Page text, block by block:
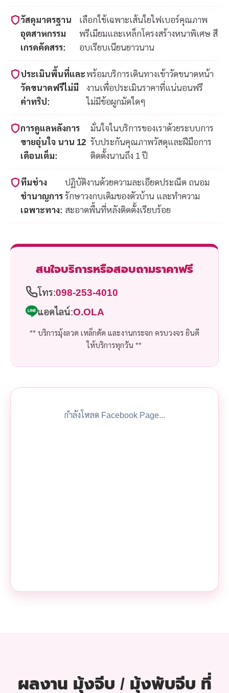
วัสดุมาตรฐาน
อุตสาหกรรม
เกรดคัดสรร:
เลือกใช้เฉพาะเส้นใยไฟเบอร์คุณภาพ
พรีเมียมและเหล็กโครงสร้างหนาพิเศษ สี
อบเรียบเนียนยาวนาน
ประเมินพื้นที่และ
วัดขนาดฟรีไม่มี
ค่าทริป:
พร้อมบริการเดินทางเข้าวัดขนาดหน้า
งานเพื่อประเมินราคาที่แน่นอนฟรี
ไม่มีข้อผูกมัดใดๆ
การดูแลหลังการ
ขายอุ่นใจ นาน 12
เดือนเต็ม:
มั่นใจในบริการของเราด้วยระบบการ
รับประกันคุณภาพวัสดุและฝีมือการ
ติดตั้งนานถึง 1 ปี
ทีมช่าง
ชำนาญการ
เฉพาะทาง:
ปฏิบัติงานด้วยความละเอียดประณีต ถนอม
รักษาวงกบเดิมของตัวบ้าน และทำความ
สะอาดพื้นที่หลังติดตั้งเรียบร้อย
สนใจบริการหรือสอบถามราคาฟรี
โทร:098-253-4010
แอดไลน์:O.OLA
** บริการมุ้งลวด เหล็กดัด และงานกระจก ครบวงจร ยินดี
ให้บริการทุกวัน **
กำลังโหลด Facebook Page...
ผลงาน มุ้งจีบ / มุ้งพับจีบ ที่